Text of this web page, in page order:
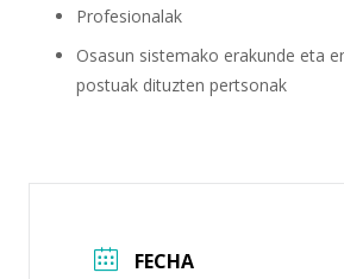
Profesionalak
Osasun sistemako erakunde eta
postuak dituzten pertsonak
FECHA